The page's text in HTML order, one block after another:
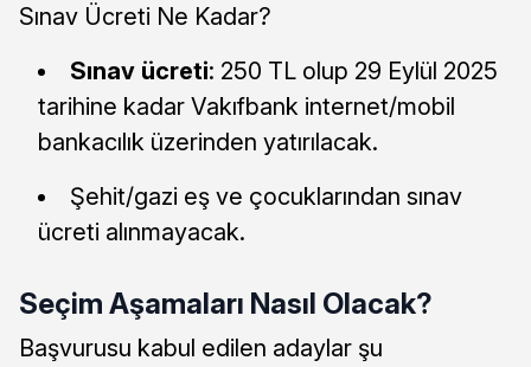
Sınav Ücreti Ne Kadar?
Sınav ücreti: 250 TL olup 29 Eylül 2025
tarihine kadar Vakıfbank internet/mobil
bankacılık üzerinden yatırılacak.
Şehit/gazi eş ve çocuklarından sınav
ücreti alınmayacak.
Seçim Aşamaları Nasıl Olacak?
Başvurusu kabul edilen adaylar şu